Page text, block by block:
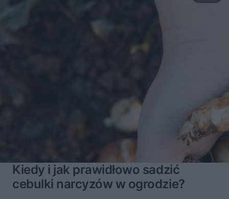
Kiedy i jak prawidłowo sadzić
cebulki narcyzów w ogrodzie?